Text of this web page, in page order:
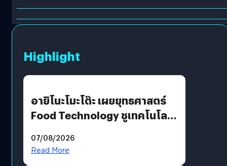
Highlight
อายิโนะโมะโต๊ะ เผยยุทธศาสตร์
Food Technology ชูเทคโนโลยี
บริโภคและ B2B
07/08/2026
Read More